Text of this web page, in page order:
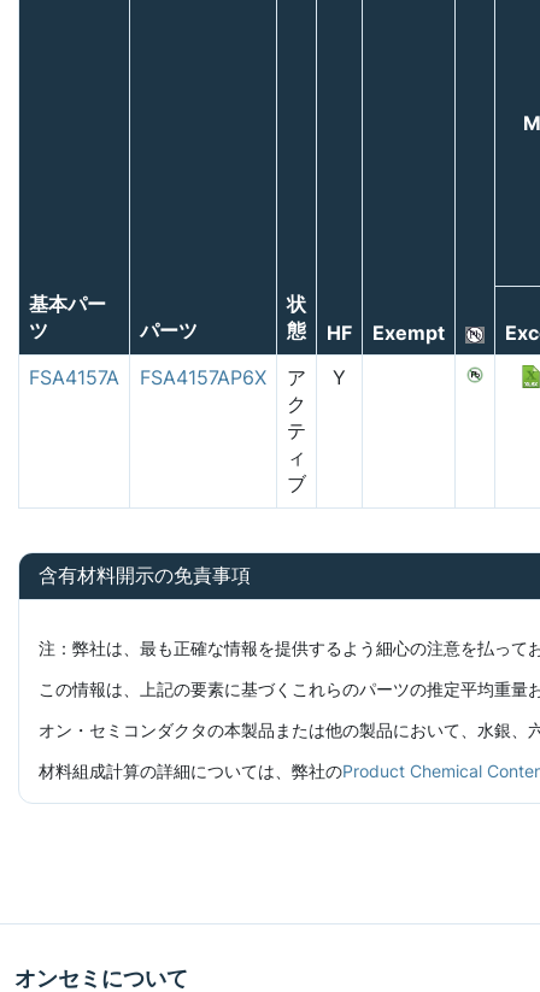
基本パー
ツ
パーツ
状
態
HF Exempt
FSA4157A
FSA4157AP6X
ア
ク
テ
ィ
ブ
Y
含有材料開示の免責事項
注：弊社は、最も正確な情報を提供するよう細心の注意を払っ
この情報は、上記の要素に基づくこれらのパーツの推定平均重
オン・セミコンダクタの本製品または他の製品において、水銀
材料組成計算の詳細については、弊社のProduct Chemical
オンセミについて